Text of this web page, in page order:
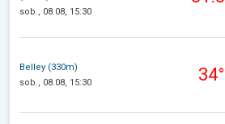
sob., 08.08, 15:30
Belley (330m)
sob., 08.08, 15:30
34°